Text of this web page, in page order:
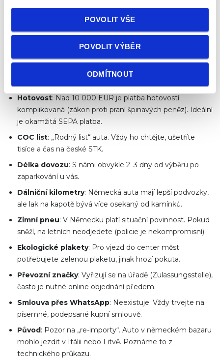
POVOLIT VŠE
POVOLIT VÝBĚR
ODMÍTNOUT
Bleskové kolo (Dalších 10
rychlých faktů)
: V Německu je 19 %. Plátci DPH v ČR mohou
Hotovost: Nad 10 000 EUR je platba hotovostí
komplikovaná (zákon proti praní špinavých peněz). Ideální
je okamžitá SEPA platba.
COC list: „Rodný list“ auta. Vždy ho chtějte, ušetříte
tisíce a čas na české STK.
Délka dovozu: S námi obvykle 2–3 dny od výběru po
zaparkování u vás.
Dálniční kilometry: Německá auta mají lepší podvozky,
ale lak na kapotě bývá více osekaný od kamínků.
Zimní pneu: V Německu platí situační povinnost. Pokud
sněží, na letních neodjedete (policie je nekompromisní).
Ekologické plakety: Pro vjezd do center měst
potřebujete zelenou plaketu, jinak hrozí pokuta.
Převozní značky: Vyřizují se na úřadě (Zulassungsstelle),
často je nutné online objednání předem.
Smlouva přes WhatsApp: Neexistuje. Vždy trvejte na
písemné, podepsané kupní smlouvě.
Původ: Pozor na „re-importy“. Auto v německém bazaru
mohlo jezdit v Itálii nebo Litvě. Poznáme to z
technického průkazu.